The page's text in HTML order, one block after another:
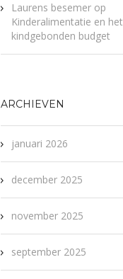
Laurens besemer op
Kinderalimentatie en het
kindgebonden budget
ARCHIEVEN
januari 2026
december 2025
november 2025
september 2025